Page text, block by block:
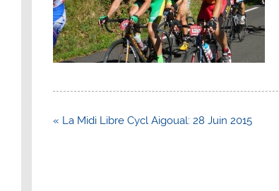
Navigation
« La Midi Libre Cycl Aigoual: 28 Juin 2015